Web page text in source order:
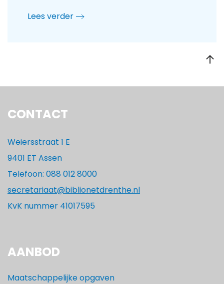
Lees verder
CONTACT
Weiersstraat 1 E
9401 ET Assen
Telefoon: 088 012 8000
secretariaat@biblionetdrenthe.nl
KvK nummer 41017595
AANBOD
Maatschappelijke opgaven